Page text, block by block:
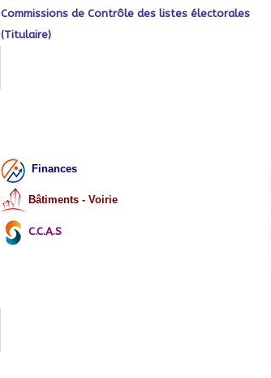
Commissions de Contrôle des listes électorales
(Titulaire)
Finances
Bâtiments - Voirie
C.C.A.S